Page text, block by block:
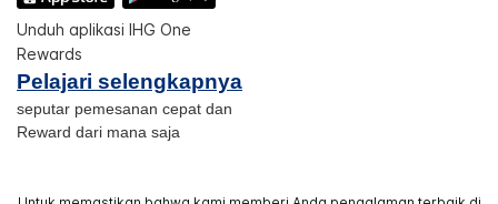
Unduh aplikasi IHG One
Rewards
Pelajari selengkapnya
seputar pemesanan cepat dan
Reward dari mana saja